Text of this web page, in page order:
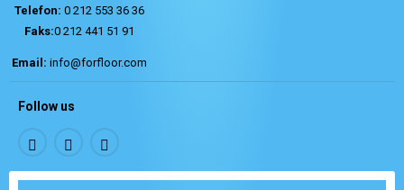
Telefon: 0 212 553 36 36
Faks:0 212 441 51 91
Email: info@forfloor.com
Follow us